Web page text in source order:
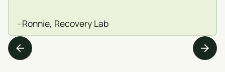
–Ronnie, Recovery Lab